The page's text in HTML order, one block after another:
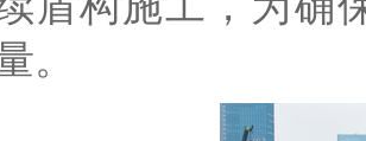
。